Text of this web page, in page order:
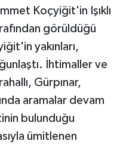
Koçyiğit'in Işıklı
görüldüğü
yakınları,
İhtimaller ve
Gürpınar,
aramalar devam
bulunduğu
ümitlenen